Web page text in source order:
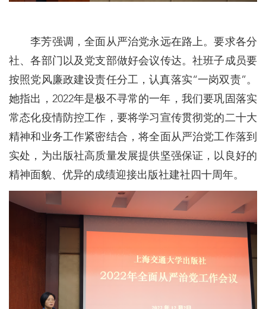
李芳强调，全面从严治党永远在路上。要求各分
社、各部门以及党支部做好会议传达。社班子成员要
按照党风廉政建设责任分工，认真落实“一岗双责”。
她指出，2022年是极不寻常的一年，我们要巩固落实
常态化疫情防控工作，要将学习宣传贯彻党的二十大
精神和业务工作紧密结合，将全面从严治党工作落到
实处，为出版社高质量发展提供坚强保证，以良好的
精神面貌、优异的成绩迎接出版社建社四十周年。